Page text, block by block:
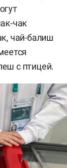
чак
чай-балиш
с птицей.